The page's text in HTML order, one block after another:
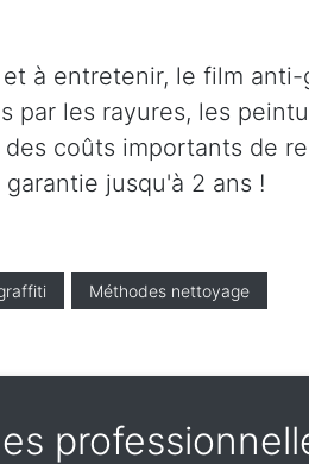
à entretenir, le film
par les rayures, les
coûts importants de
jusqu'à 2 ans !
Méthodes nettoyage